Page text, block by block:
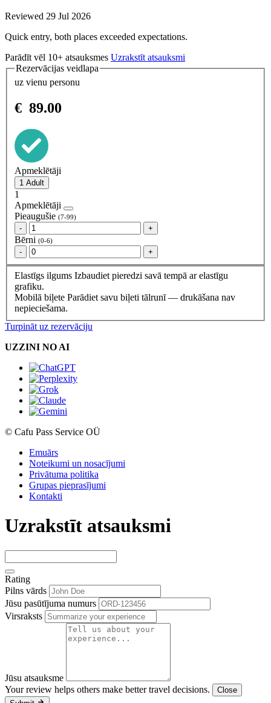
Reviewed 29 Jul 2026
Quick entry, both places exceeded expectations.
Parādīt vēl 10+ atsauksmes Uzrakstīt atsauksmi
Rezervācijas veidlapa
uz vienu personu
€ 89.00
Apmeklētāji
1
Apmeklētāji
Pieaugušie (7-99)
- +
Bērni (0-6)
- +
Elastīgs ilgums Izbaudiet pieredzi savā tempā ar elastīgu
grafiku.
Mobilā biļete Parādiet savu biļeti tālrunī — drukāšana nav
nepieciešama.
Turpināt uz rezervāciju
UZZINI NO AI
© Cafu Pass Service OÜ
Emuārs
Noteikumi un nosacījumi
Privātuma politika
Grupas pieprasījumi
Kontakti
Uzrakstīt atsauksmi
Rating
Pilns vārds
Jūsu pasūtījuma numurs
Virsraksts
Jūsu atsauksme
Your review helps others make better travel decisions.
Close